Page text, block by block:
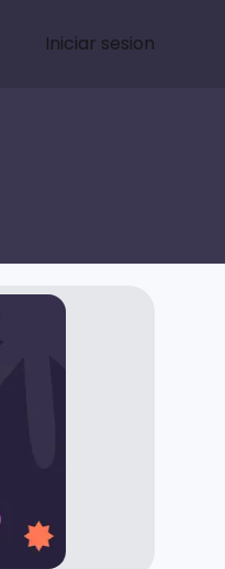
Iniciar sesion